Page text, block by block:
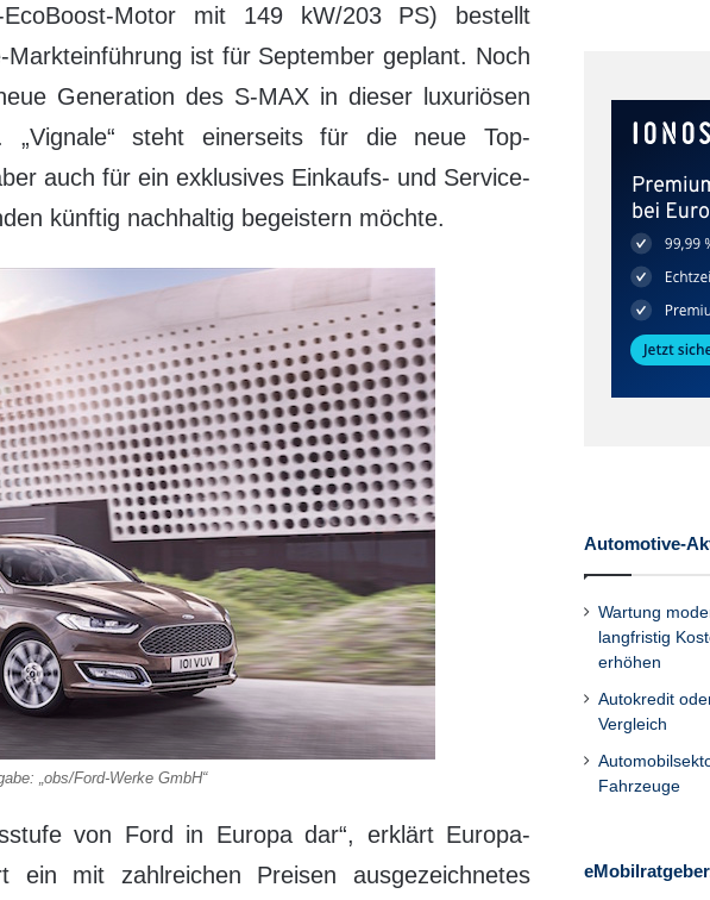
Motor mit 149 kW/203 PS) bestellt
ist für September geplant. Noch
Generation des S-MAX in dieser luxuriösen
„Vignale“ steht einerseits für die neue Top-
auch für ein exklusives Einkaufs- und Service-
künftig nachhaltig begeistern möchte.
„obs/Ford-Werke GmbH“
von Ford in Europa dar“, erklärt Europa-
ein mit zahlreichen Preisen ausgezeichnetes
Automotive-
Wartung
langfristig
erhöhen
Autokredit
Vergleich
Fahrzeuge